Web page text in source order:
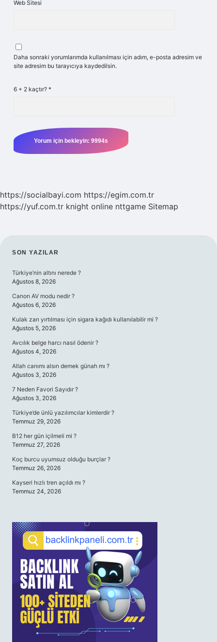
Web Sitesi
Daha sonraki yorumlarımda kullanılması için adım, e-posta adresim ve
site adresim bu tarayıcıya kaydedilsin.
6 + 2 kaçtır? *
https://socialbayi.com https://egim.com.tr
https://yuf.com.tr knight online nttgame Sitemap
SIDEBAR
SON YAZILAR
Türkiye’nin altını nerede ?
Ağustos 8, 2026
Canon AV modu nedir ?
Ağustos 6, 2026
Kulak zarı yırtılması için sigara kağıdı kullanılabilir mi ?
Ağustos 5, 2026
Avcılık belge harcı nasıl ödenir ?
Ağustos 4, 2026
Allah canımı alsın demek günah mı ?
Ağustos 3, 2026
7 Neden Favori Sayıdır ?
Ağustos 3, 2026
Türkiye’de ünlü yazılımcılar kimlerdir ?
Temmuz 29, 2026
B12 her gün içilmeli mi ?
Temmuz 27, 2026
Koç burcu uyumsuz olduğu burçlar ?
Temmuz 26, 2026
Kayseri hızlı tren açıldı mı ?
Temmuz 24, 2026